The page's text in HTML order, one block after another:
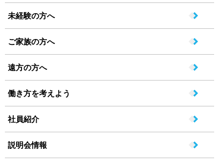
未経験の方へ
ご家族の方へ
遠方の方へ
働き方を考えよう
社員紹介
説明会情報